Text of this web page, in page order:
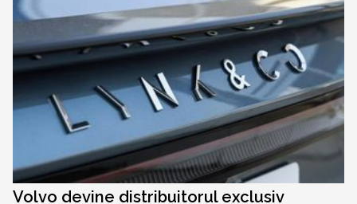
Volvo devine distribuitorul exclusiv